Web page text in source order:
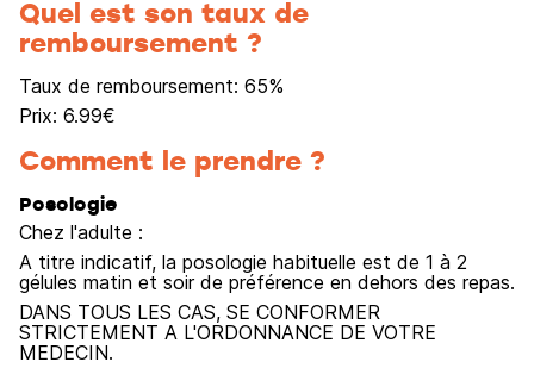
Quel est son taux de
remboursement ?
Taux de remboursement: 65%
Prix: 6.99€
Comment le prendre ?
Posologie
Chez l'adulte :
A titre indicatif, la posologie habituelle est de 1 à 2
gélules matin et soir de préférence en dehors des repas.
DANS TOUS LES CAS, SE CONFORMER
STRICTEMENT A L'ORDONNANCE DE VOTRE
MEDECIN.